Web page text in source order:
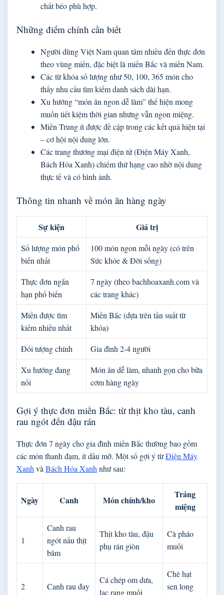
chất béo phù hợp.
Những điểm chính cần biết
Người dùng Việt Nam quan tâm nhiều đến thực đơn
theo vùng miền, đặc biệt là miền Bắc và miền Nam.
Các từ khóa số lượng như 50, 100, 365 món cho
thấy nhu cầu tìm kiếm danh sách dài hạn.
Xu hướng “món ăn ngon dễ làm” thể hiện mong
muốn tiết kiệm thời gian nhưng vẫn ngon miệng.
Miền Trung ít được đề cập trong các kết quả hiện tại
– cơ hội nội dung lớn.
Các trang thương mại điện tử (Điện Máy Xanh,
Bách Hóa Xanh) chiếm thứ hạng cao nhờ nội dung
thực tế và có hình ảnh.
Thông tin nhanh về món ăn hàng ngày
Sự kiện Giá trị
Số lượng món phổ
biến nhất
100 món ngon mỗi ngày (có trên
Sức khỏe & Đời sống)
Thực đơn ngắn
hạn phổ biến
7 ngày (theo bachhoaxanh.com và
các trang khác)
Miền được tìm
kiếm nhiều nhất
Miền Bắc (dựa trên tần suất từ
khóa)
Đối tượng chính
Gia đình 2-4 người
Xu hướng đang
nổi
Món ăn dễ làm, nhanh gọn cho bữa
cơm hàng ngày
Gợi ý thực đơn miền Bắc: từ thịt kho tàu, canh
rau ngót đến đậu rán
Thực đơn 7 ngày cho gia đình miền Bắc thường bao gồm
các món thanh đạm, ít dầu mỡ. Một số gợi ý từĐiện Máy
XanhvàBách Hóa Xanhnhư sau:
Ngày Canh Món chính/kho
Tráng
miệng
1
Canh rau
ngót nấu thịt
băm
Thịt kho tàu, đậu
phụ rán giòn
Cà pháo
muối
2 Canh rau đay
Cá chép om dưa,
lạc rang muối
Chè hạt
sen long